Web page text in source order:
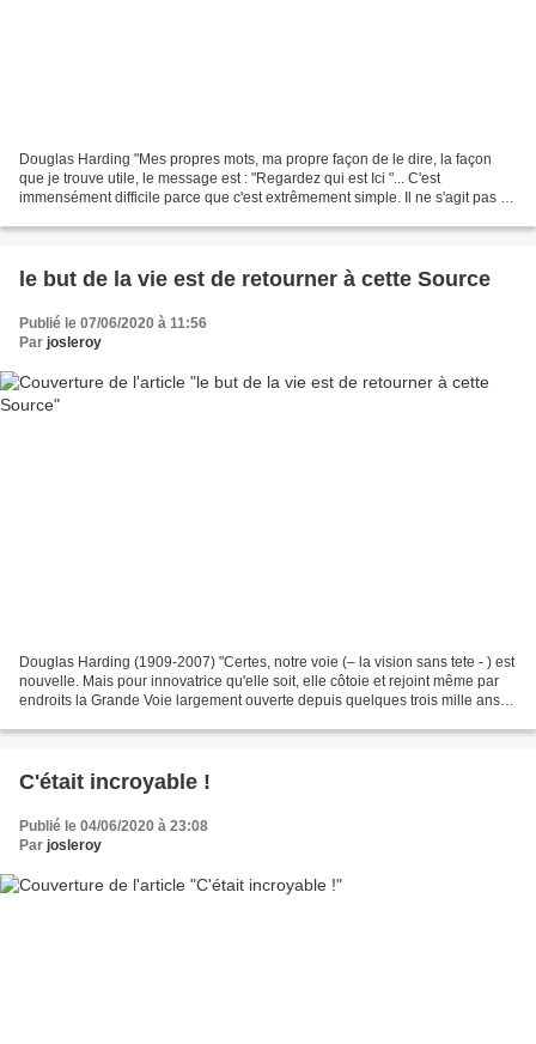
Douglas Harding "Mes propres mots, ma propre façon de le dire, la façon
que je trouve utile, le message est : "Regardez qui est Ici "... C'est
immensément difficile parce que c'est extrêmement simple. Il ne s'agit pas de
le but de la vie est de retourner à cette Source
Publié le 07/06/2020 à 11:56
Par josleroy
Douglas Harding (1909-2007) "Certes, notre voie (– la vision sans tete - ) est
nouvelle. Mais pour innovatrice qu'elle soit, elle côtoie et rejoint même par
endroits la Grande Voie largement ouverte depuis quelques trois mille ans
C'était incroyable !
Publié le 04/06/2020 à 23:08
Par josleroy